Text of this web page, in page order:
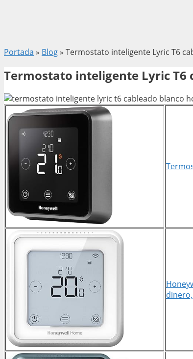
Portada » Blog » Termostato inteligente Lyric T6
Termostato inteligente Lyric T6